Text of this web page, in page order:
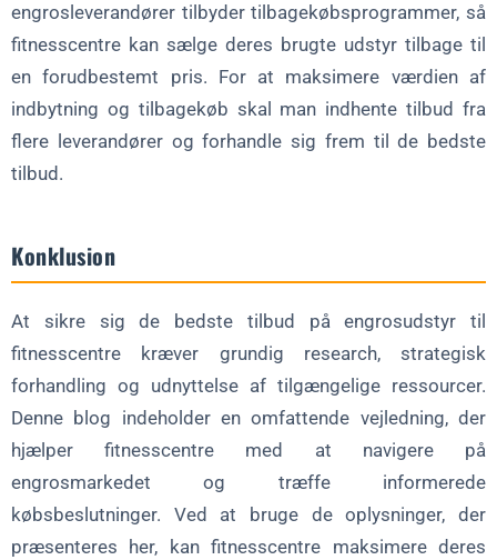
engrosleverandører tilbyder tilbagekøbsprogrammer, så
fitnesscentre kan sælge deres brugte udstyr tilbage til
en forudbestemt pris. For at maksimere værdien af
indbytning og tilbagekøb skal man indhente tilbud fra
flere leverandører og forhandle sig frem til de bedste
tilbud.
Konklusion
At sikre sig de bedste tilbud på engrosudstyr til
fitnesscentre kræver grundig research, strategisk
forhandling og udnyttelse af tilgængelige ressourcer.
Denne blog indeholder en omfattende vejledning, der
hjælper fitnesscentre med at navigere på
engrosmarkedet og træffe informerede
købsbeslutninger. Ved at bruge de oplysninger, der
præsenteres her, kan fitnesscentre maksimere deres